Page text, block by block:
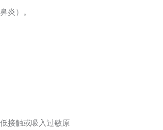
炎）。
接触或吸入过敏原